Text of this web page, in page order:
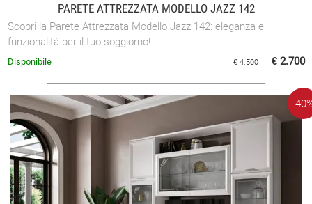
PARETE ATTREZZATA MODELLO JAZZ 142
Scopri la Parete Attrezzata Modello Jazz 142: eleganza e
funzionalità per il tuo soggiorno!
€ 4.500 € 2.700
Disponibile
-